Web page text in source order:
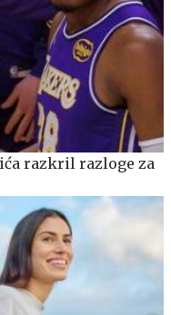
razkril razloge za